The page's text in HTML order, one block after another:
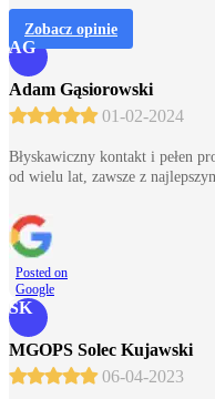
Zobacz opinie
AG
Adam Gąsiorowski
01-02-2024
Błyskawiczny kontakt i pełen
od wielu lat, zawsze z
Posted on
Google
SK
MGOPS Solec Kujawski
06-04-2023